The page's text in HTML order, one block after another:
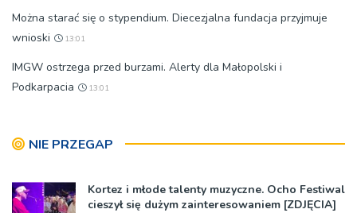
Można starać się o stypendium. Diecezjalna fundacja przyjmuje
wnioski
13:01
IMGW ostrzega przed burzami. Alerty dla Małopolski i
Podkarpacia
13:01
NIE PRZEGAP
Kortez i młode talenty muzyczne. Ocho Festiwal
cieszył się dużym zainteresowaniem [ZDJĘCIA]